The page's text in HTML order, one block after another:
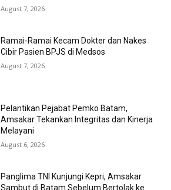
August 7, 2026
Ramai-Ramai Kecam Dokter dan Nakes
Cibir Pasien BPJS di Medsos
August 7, 2026
Pelantikan Pejabat Pemko Batam,
Amsakar Tekankan Integritas dan Kinerja
Melayani
August 6, 2026
Panglima TNI Kunjungi Kepri, Amsakar
Sambut di Batam Sebelum Bertolak ke